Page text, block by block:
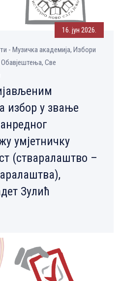
16. јун 2026.
- Музичка aкадемија, Избори
Све
избор у звање
умјетничку
(стваралаштво –
Зулић